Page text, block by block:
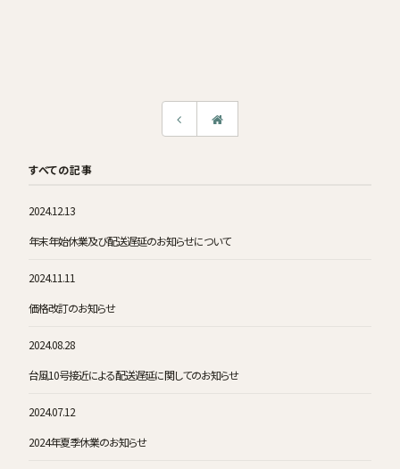
すべての記事
2024.12.13
年末年始休業及び配送遅延のお知らせについて
2024.11.11
価格改訂のお知らせ
2024.08.28
台風10号接近による配送遅延に関してのお知らせ
2024.07.12
2024年夏季休業のお知らせ